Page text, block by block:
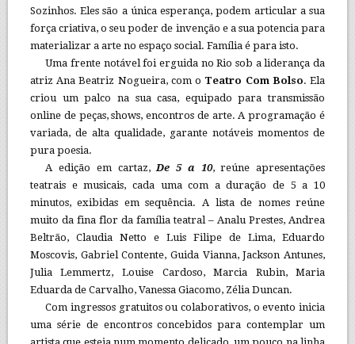
Sozinhos. Eles são a única esperança, podem articular a sua
força criativa, o seu poder de invenção e a sua potencia para
materializar a arte no espaço social. Família é para isto.
Uma frente notável foi erguida no Rio sob a liderança da
atriz Ana Beatriz Nogueira, com o Teatro Com Bolso. Ela
criou um palco na sua casa, equipado para transmissão
online de peças, shows, encontros de arte. A programação é
variada, de alta qualidade, garante notáveis momentos de
pura poesia.
A edição em cartaz,De 5 a 10, reúne apresentações
teatrais e musicais, cada uma com a duração de 5 a 10
minutos, exibidas em sequência. A lista de nomes reúne
muito da fina flor da família teatral – Analu Prestes, Andrea
Beltrão, Claudia Netto e Luis Filipe de Lima, Eduardo
Moscovis, Gabriel Contente, Guida Vianna, Jackson Antunes,
Julia Lemmertz, Louise Cardoso, Marcia Rubin, Maria
Eduarda de Carvalho, Vanessa Giacomo, Zélia Duncan.
Com ingressos gratuitos ou colaborativos, o evento inicia
uma série de encontros concebidos para contemplar um